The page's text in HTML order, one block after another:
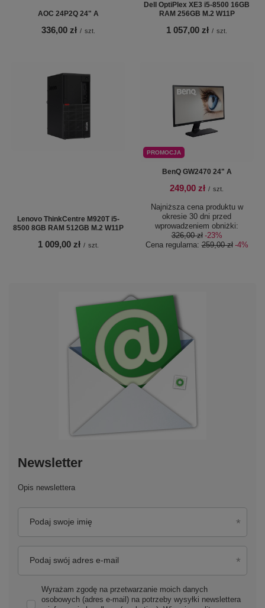
AOC 24P2Q 24" A
336,00 zł / szt.
Dell OptiPlex XE3 i5-8500 16GB
RAM 256GB M.2 W11P
1 057,00 zł / szt.
Lenovo ThinkCentre M920T i5-
8500 8GB RAM 512GB M.2 W11P
1 009,00 zł / szt.
PROMOCJA
BenQ GW2470 24" A
249,00 zł / szt.
Najniższa cena produktu w
okresie 30 dni przed
wprowadzeniem obniżki:
326,00 zł -23%
Cena regularna:259,00 zł -4%
Newsletter
Opis newslettera
Podaj swoje imię
Podaj swój adres e-mail
Wyrażam zgodę na przetwarzanie moich danych
osobowych (adres e-mail) na potrzeby wysyłki newslettera